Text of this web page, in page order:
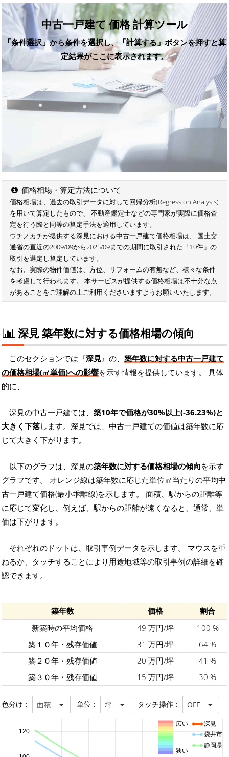
中古一戸建て 価格 計算ツール
「条件選択」から条件を選択し、「計算する」ボタンを押すと算
定結果がここに表示されます。
価格相場・算定方法について
価格相場は、過去の取引データに対して回帰分析(Regression Analysis)
を用いて算定したもので、 不動産鑑定士などの専門家が実際に価格査
定を行う際と同等の算定手法を適用しています。
ウチノカチが提供する深見における中古一戸建て価格相場は、 国土交
通省の直近の2009/09から2025/09までの期間に取引された「10件」の
取引を選定し算定しています。
なお、実際の物件価値は、方位、リフォームの有無など、様々な条件
を考慮して行われます。 本サービスが提供する価格相場は不十分な点
があることをご理解の上ご利用くださいますようお願いいたします。
深見 築年数に対する価格相場の傾向
このセクションでは『深見』の、 築年数に対する中古一戸建て
の価格相場(㎡単価)への影響を示す情報を提供しています。 具体
的に、
深見の中古一戸建ては、 築10年で価格が30%以上(-36.23%)と
大きく下落します。深見では、中古一戸建ての価値は築年数に応
じて大きく下がります。
以下のグラフは、深見の築年数に対する価格相場の傾向を示す
グラフです。 オレンジ線は築年数に応じた単位㎡当たりの平均中
古一戸建て価格(最小乖離線)を示します。 面積、駅からの距離等
に応じて変化し、例えば、駅からの距離が遠くなると、通常、単
価は下がります。
それぞれのドットは、取引事例データを示します。 マウスを重
ねるか、タッチすることにより用途地域等の取引事例の詳細を確
認できます。
築年数 価格
割合
新築時の平均価格
49 万円/坪
100 %
築１０年・残存価値
31 万円/坪
64 %
築２０年・残存価値
20 万円/坪
41 %
築３０年・残存価値
15 万円/坪 30 %
色分け： 面積 単位： 坪 タッチ操作： OFF
120
深見
袋井市
静岡県
広い
狭い